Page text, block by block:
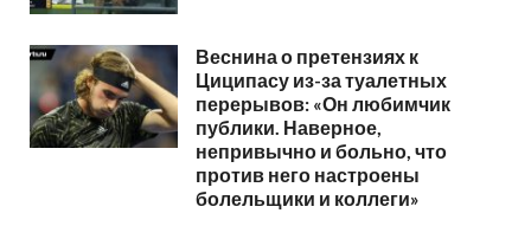
Веснина о претензиях к
Циципасу из-за туалетных
перерывов: «Он любимчик
публики. Наверное,
непривычно и больно, что
против него настроены
болельщики и коллеги»